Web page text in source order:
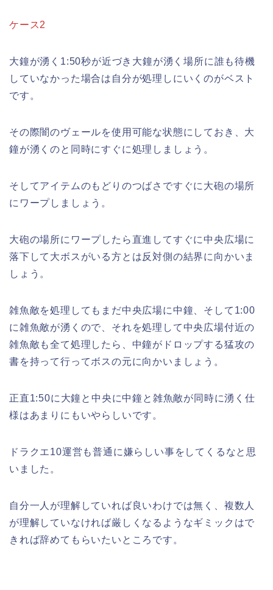
ケース2
大鐘が湧く1:50秒が近づき大鐘が湧く場所に誰も待機
していなかった場合は自分が処理しにいくのがベスト
です。
その際闇のヴェールを使用可能な状態にしておき、大
鐘が湧くのと同時にすぐに処理しましょう。
そしてアイテムのもどりのつばさですぐに大砲の場所
にワープしましょう。
大砲の場所にワープしたら直進してすぐに中央広場に
落下して大ボスがいる方とは反対側の結界に向かいま
しょう。
雑魚敵を処理してもまだ中央広場に中鐘、そして1:00
に雑魚敵が湧くので、それを処理して中央広場付近の
雑魚敵も全て処理したら、中鐘がドロップする猛攻の
書を持って行ってボスの元に向かいましょう。
正直1:50に大鐘と中央に中鐘と雑魚敵が同時に湧く仕
様はあまりにもいやらしいです。
ドラクエ10運営も普通に嫌らしい事をしてくるなと思
いました。
自分一人が理解していれば良いわけでは無く、複数人
が理解していなければ厳しくなるようなギミックはで
きれば辞めてもらいたいところです。